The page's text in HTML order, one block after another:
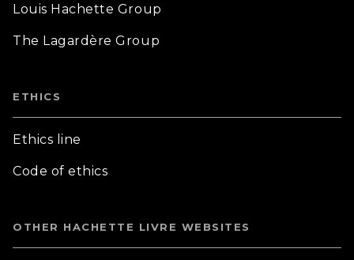
Louis Hachette Group
The Lagardère Group
ETHICS
Ethics line
Code of ethics
OTHER HACHETTE LIVRE WEBSITES